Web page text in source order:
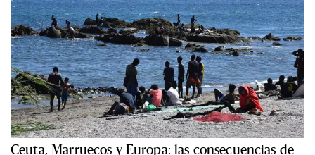
Ceuta, Marruecos y Europa: las consecuencias de